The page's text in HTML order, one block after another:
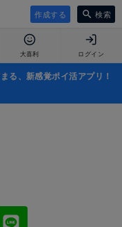
作成する 検索
大喜利 ログイン
る、新感覚ポイ活アプリ！